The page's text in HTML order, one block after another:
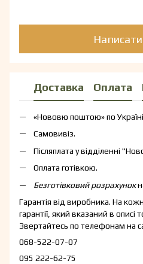
Написати
Доставка Оплата
«Нововю поштою» по
Самовивіз.
Післяплата у відділенні
Оплата готівкою.
Безготівковий розрахунок
Гарантія від виробника. На
гарантії, який вказаний в описі
Звертайтесь по телефонам на
068-522-07-07
095 222-62-75